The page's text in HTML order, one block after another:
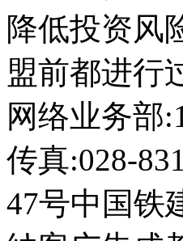
降低投资风
盟前都进行
网络业务部
传真:028-
47号中国铁